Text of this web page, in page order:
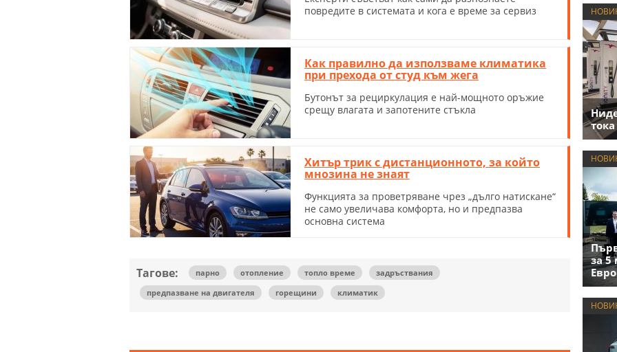
повредите в системата и кога е време за сервиз
Как правилно да използваме климатика
при прехода от студ към жега
Бутонът за рециркулация е най-мощното оръжие
срещу влагата и запотените стъкла
Хитър трик с дистанционното, за който
мнозина не знаят
Функцията за проветряване чрез „дълго натискане“
не само увеличава комфорта, но и предпазва
основна система
Тагове: парно отопление топло време
задръствания
предпазване на двигателя
горещини климатик
за 5